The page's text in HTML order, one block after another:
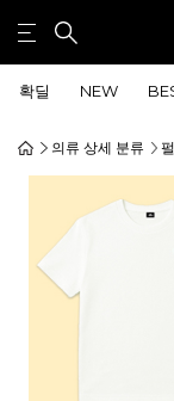
확딜 NEW
의류 상세 분류